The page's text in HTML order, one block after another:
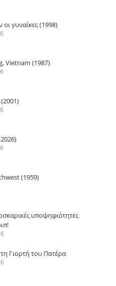
οι γυναίκες (1998)
Vietnam (1987)
(1959)
υποψηφιότητες
τη Γιορτή του Πατέρα